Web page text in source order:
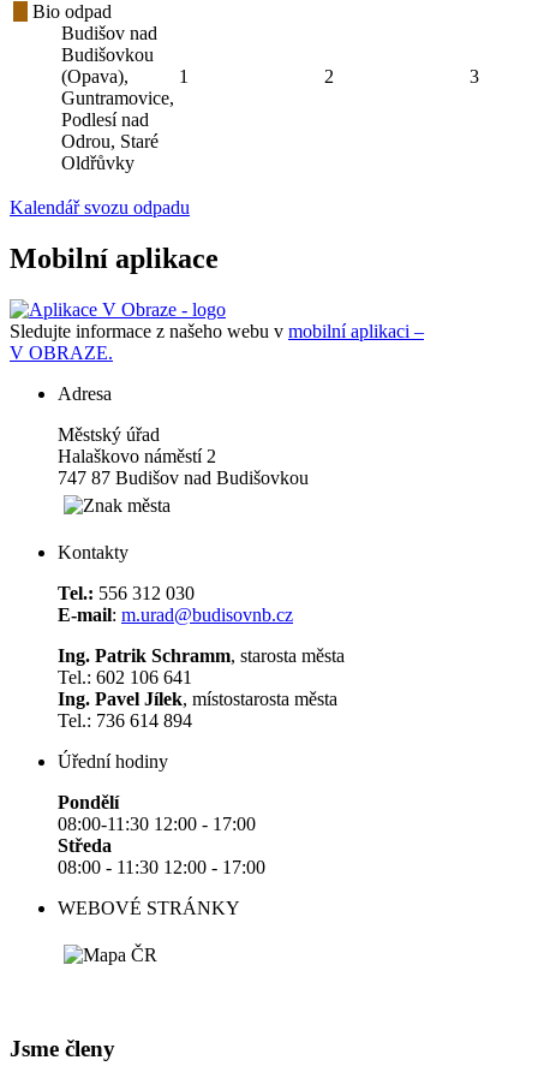
Bio odpad
Budišov nad
Budišovkou
(Opava),
Guntramovice,
Podlesí nad
Odrou, Staré
Oldřůvky
1 2 3
Kalendář svozu odpadu
Mobilní aplikace
Sledujte informace z našeho webu v mobilní aplikaci –
V OBRAZE.
Adresa
Městský úřad
Halaškovo náměstí 2
747 87 Budišov nad Budišovkou
Kontakty
Tel.: 556 312 030
E-mail: m.urad@budisovnb.cz
Ing. Patrik Schramm, starosta města
Tel.: 602 106 641
Ing. Pavel Jílek, místostarosta města
Tel.: 736 614 894
Úřední hodiny
Pondělí
08:00-11:30 12:00 - 17:00
Středa
08:00 - 11:30 12:00 - 17:00
WEBOVÉ STRÁNKY
Jsme členy